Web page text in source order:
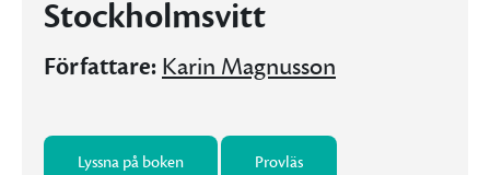
Stockholmsvitt
Författare: Karin Magnusson
Lyssna på boken Provläs